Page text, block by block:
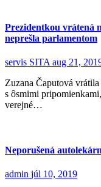
Prezidentkou vrátená
neprešla parlamentom
servis SITA aug 21,
Zuzana Čaputová vrátila parlamentu novelu verejného obstarávania
s ôsmimi
verejné…
Neporušená
admin júl 10, 2019